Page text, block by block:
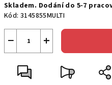
cena:
Skladem. Dodání do 5-7
Kód: 3145855MULTI
+
−